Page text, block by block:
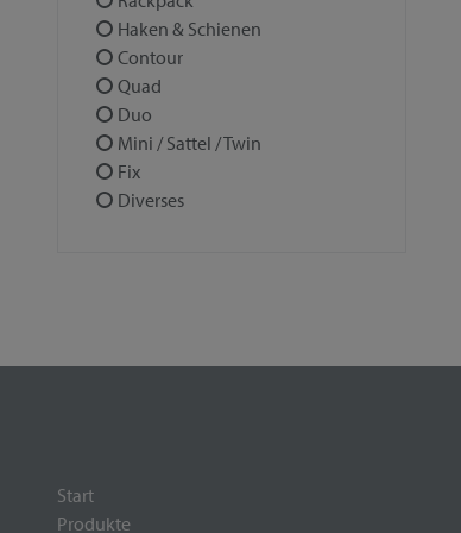
Haken & Schienen
Contour
Quad
Duo
Mini / Sattel / Twin
Fix
Diverses
Start
Produkte